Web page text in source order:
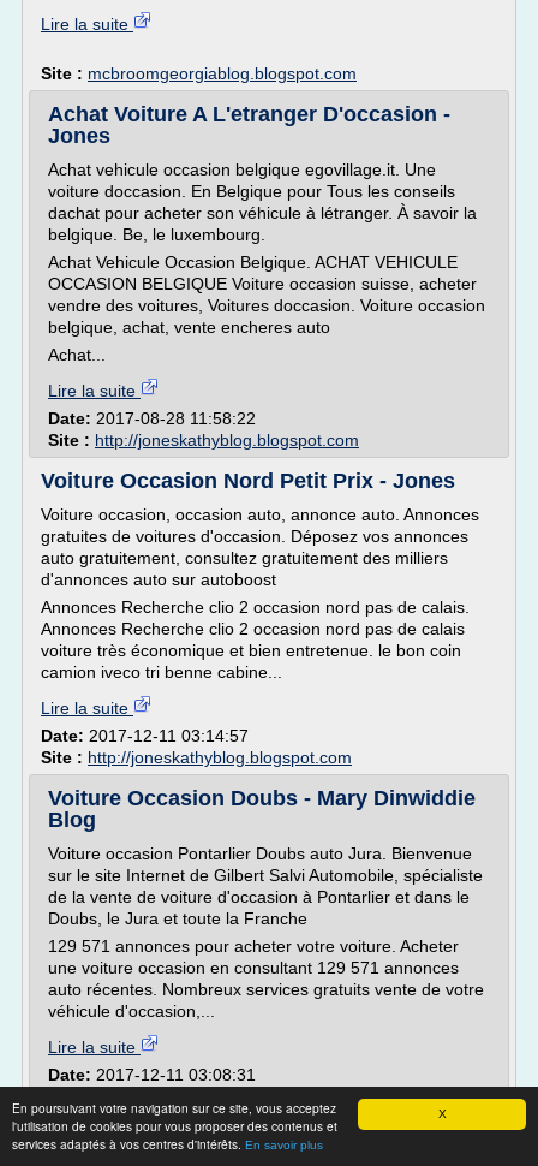
X
En poursuivant votre navigation sur ce site, vous acceptez
l'utilisation de cookies pour vous proposer des contenus et
services adaptés à vos centres d'intérêts. En savoir plus
Lire la suite
Site : mcbroomgeorgiablog.blogspot.com
Achat Voiture A L'etranger D'occasion -
Jones
Achat vehicule occasion belgique egovillage.it. Une
voiture doccasion. En Belgique pour Tous les conseils
dachat pour acheter son véhicule à létranger. À savoir la
belgique. Be, le luxembourg.
Achat Vehicule Occasion Belgique. ACHAT VEHICULE
OCCASION BELGIQUE Voiture occasion suisse, acheter
vendre des voitures, Voitures doccasion. Voiture occasion
belgique, achat, vente encheres auto
Achat...
Lire la suite
Date: 2017-08-28 11:58:22
Site : http://joneskathyblog.blogspot.com
Voiture Occasion Nord Petit Prix - Jones
Voiture occasion, occasion auto, annonce auto. Annonces
gratuites de voitures d'occasion. Déposez vos annonces
auto gratuitement, consultez gratuitement des milliers
d'annonces auto sur autoboost
Annonces Recherche clio 2 occasion nord pas de calais.
Annonces Recherche clio 2 occasion nord pas de calais
voiture très économique et bien entretenue. le bon coin
camion iveco tri benne cabine...
Lire la suite
Date: 2017-12-11 03:14:57
Site : http://joneskathyblog.blogspot.com
Voiture Occasion Doubs - Mary Dinwiddie
Blog
Voiture occasion Pontarlier Doubs auto Jura. Bienvenue
sur le site Internet de Gilbert Salvi Automobile, spécialiste
de la vente de voiture d'occasion à Pontarlier et dans le
Doubs, le Jura et toute la Franche
129 571 annonces pour acheter votre voiture. Acheter
une voiture occasion en consultant 129 571 annonces
auto récentes. Nombreux services gratuits vente de votre
véhicule d'occasion,...
Lire la suite
Date: 2017-12-11 03:08:31
Voiture Occasion Pas De Calais - Caldwell
Dorothy Blog